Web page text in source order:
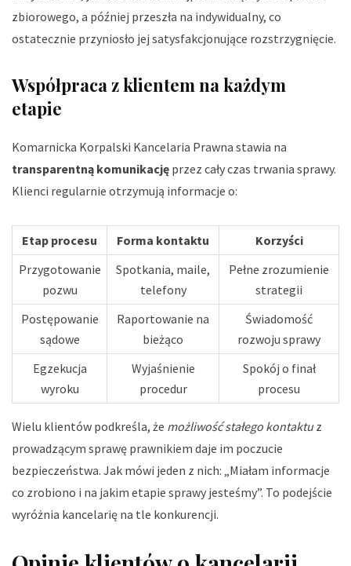
zbiorowego, a później przeszła na indywidualny, co
ostatecznie przyniosło jej satysfakcjonujące rozstrzygnięcie.
Współpraca z klientem na każdym
etapie
Komarnicka Korpalski Kancelaria Prawna stawia na
transparentną komunikację przez cały czas trwania sprawy.
Klienci regularnie otrzymują informacje o:
Etap procesu Forma kontaktu
Korzyści
Przygotowanie
pozwu
Spotkania, maile,
telefony
Pełne zrozumienie
strategii
Postępowanie
sądowe
Raportowanie na
bieżąco
Świadomość
rozwoju sprawy
Egzekucja
wyroku
Wyjaśnienie
procedur
Spokój o finał
procesu
Wielu klientów podkreśla, że możliwość stałego kontaktuz
prowadzącym sprawę prawnikiem daje im poczucie
bezpieczeństwa. Jak mówi jeden z nich: „Miałam informacje
co zrobiono i na jakim etapie sprawy jesteśmy”. To podejście
wyróżnia kancelarię na tle konkurencji.